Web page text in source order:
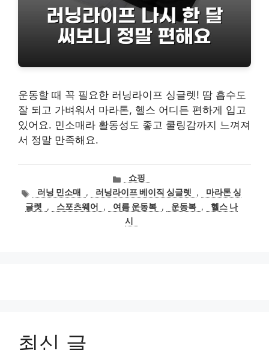
운동할 때 꼭 필요한 러닝라이프 싱글렛! 땀 흡수도
잘 되고 가벼워서 마라톤, 헬스 어디든 편하게 입고
있어요. 민소매라 활동성도 좋고 쿨링감까지 느껴져
서 정말 만족해요.
카
테
고
리
쇼핑
태
그
러닝 민소매 , 러닝라이프 베이직 싱글렛 ,
마라톤 싱
글렛
, 스포츠웨어 , 여름 운동복 , 운동복 ,
헬스 나
시
최신 글